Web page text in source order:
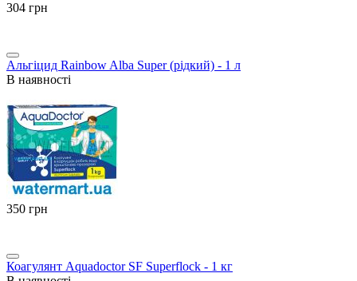
‍304‍ грн
Альгіцид Rainbow Alba Super (рідкий) - 1 л
В наявності
‍350‍ грн
Коагулянт Aquadoctor SF Superflock - 1 кг